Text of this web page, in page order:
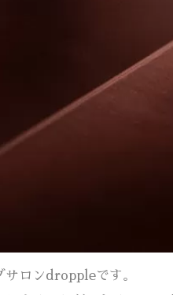
サロンdroppleです。